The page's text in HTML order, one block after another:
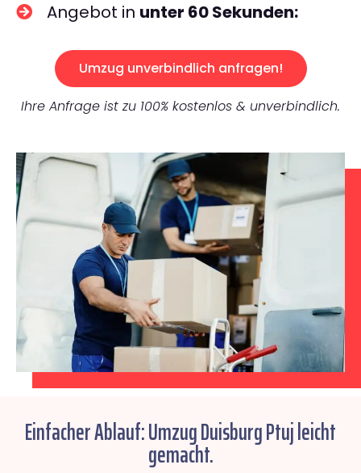
Angebot in unter 60 Sekunden:
Umzug unverbindlich anfragen!
Ihre Anfrage ist zu 100% kostenlos & unverbindlich.
Einfacher Ablauf: Umzug Duisburg Ptuj leicht
gemacht.